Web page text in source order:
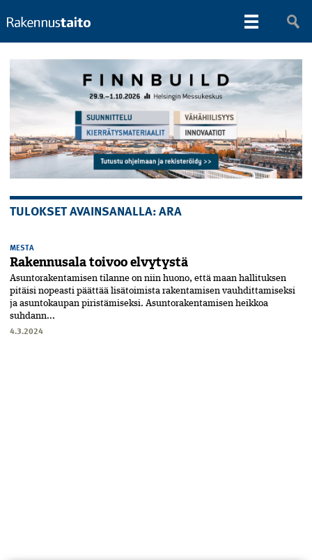
TULOKSET AVAINSANALLA: ARA
MESTA
Rakennusala toivoo elvytystä
Asuntorakentamisen tilanne on niin huono, että maan hallituksen
pitäisi nopeasti päättää lisätoimista rakentamisen vauhdittamiseksi
ja asuntokaupan piris­tä­miseksi. Asuntorakentamisen heikkoa
suhdann...
4.3.2024